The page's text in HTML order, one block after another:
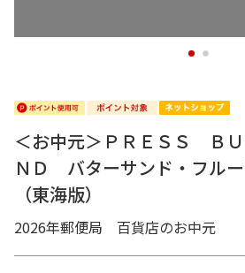
1 2
＜お中元＞ＰＲＥＳＳ Ｂ
ＮＤ バターサンド・フル
（東海版）
2026年郵便局 百貨店のお中元